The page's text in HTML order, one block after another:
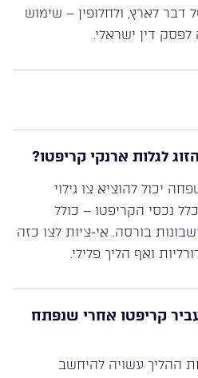
דבר לארץ, ולחלופין – שימוש
דין ישראלי.
לגלות ארנקי קריפטו?
יכול להוציא צו גילוי
נכסי הקריפטו – כולל
בורסה. אי-ציות לצו כזה
ואף הליך פלילי.
קריפטו אחרי שנפתח
ההליך עשויה להיחשב